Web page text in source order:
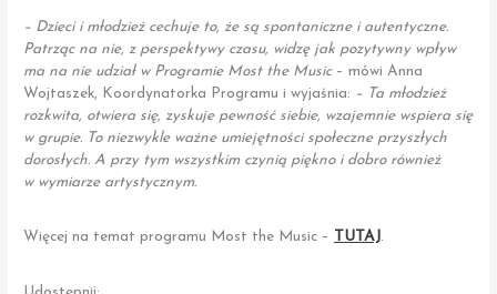
– Dzieci i młodzież cechuje to, że są spontaniczne i autentyczne.
Patrząc na nie, z perspektywy czasu, widzę jak pozytywny wpływ
ma na nie udział w Programie Most the Music– mówi Anna
Wojtaszek, Koordynatorka Programu i wyjaśnia: – Ta młodzież
rozkwita, otwiera się, zyskuje pewność siebie, wzajemnie wspiera się
w grupie. To niezwykle ważne umiejętności społeczne przyszłych
dorosłych. A przy tym wszystkim czynią piękno i dobro również
w wymiarze artystycznym.
Więcej na temat programu Most the Music – TUTAJ.